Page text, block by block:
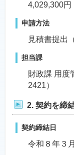
4,029,300円
申請方法
見積書提出
担当課
財政課 用度
2421）
2. 契約を締
契約締結日
令和８年３